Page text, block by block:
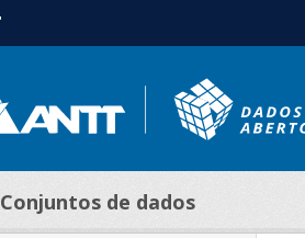
Conjuntos de dados